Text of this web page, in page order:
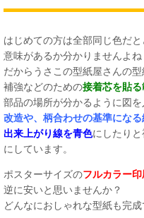
はじめての方は全部同じ色だ
意味があるか分かりませんよね
だからうさこの型紙屋さんの型
補強などのための接着芯を貼
部品の場所が分かるように図を
改造や、柄合わせの基準にな
出来上がり線を青色にしたり
にしています。
ポスターサイズのフルカラー印
逆に安いと思いませんか？
どんなにおしゃれな型紙も完